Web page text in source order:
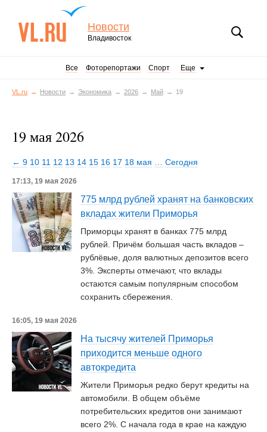
Новости
Владивосток
Все Фоторепортажи Спорт Еще
VL.ru Новости Экономика 2026 Май 19
19 мая 2026
← 9 10 11 12 13 14 15 16 17 18 мая Сегодня
17:13, 19 мая 2026
775 млрд рублей хранят на банковских
вкладах жители Приморья
Приморцы хранят в банках 775 млрд
рублей. Причём большая часть вкладов –
рублёвые, доля валютных депозитов всего
3%. Эксперты отмечают, что вклады
остаются самым популярным способом
сохранить сбережения.
16:05, 19 мая 2026
На тысячу жителей Приморья
приходится меньше одного
автокредита
Жители Приморья редко берут кредиты на
автомобили. В общем объёме
потребительских кредитов они занимают
всего 2%. С начала года в крае на каждую